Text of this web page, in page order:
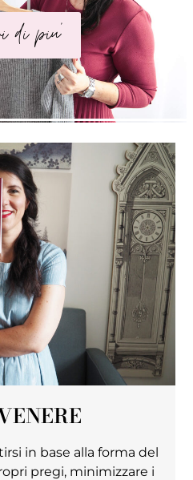
di piu'
in base alla forma del
pregi, minimizzare i